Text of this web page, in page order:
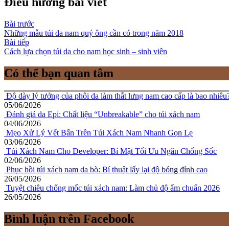
Bài trước
Những mẫu túi da nam quý ông cần có trong năm 2018
Bài tiếp
Cách lựa chọn túi da cho nam học sinh – sinh viên
Có thể bạn quan tâm
Độ dày lý tưởng của phôi da làm thắt lưng nam cao cấp là bao
05/06/2026
Đánh giá da Epi: Chất liệu “Unbreakable” cho túi xách nam
04/06/2026
Mẹo Xử Lý Vết Bẩn Trên Túi Xách Nam Nhanh Gọn Lẹ
03/06/2026
Túi Xách Nam Cho Developer: Bí Mật Tối Ưu Ngăn Chống Sốc
02/06/2026
Phục hồi túi xách nam da bò: Bí thuật lấy lại độ bóng đỉnh cao
26/05/2026
Tuyệt chiêu chống mốc túi xách nam: Làm chủ độ ẩm chuẩn 2026
26/05/2026
Bình luận trên Facebook